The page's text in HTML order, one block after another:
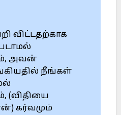
விட்டதற்காக
அவன்
நீங்கள்
(விதியை
கர்வமும்